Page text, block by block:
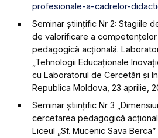
profesionale-a-cadrelor-
Seminar științific Nr 2: Stagiile
de valorificare a
pedagogică acțională.
„Tehnologii Educaționale
cu Laboratorul de Cercetări și
Republica Moldova, 23 aprilie,
Seminar științific Nr 3
cercetarea pedagogică
Liceul „Sf. Mucenic Sava